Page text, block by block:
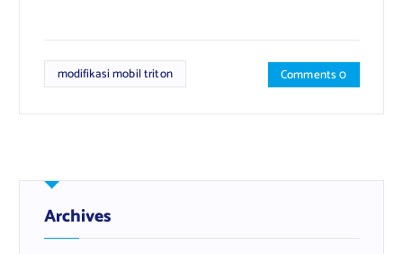
modifikasi mobil triton Comments 0
Archives